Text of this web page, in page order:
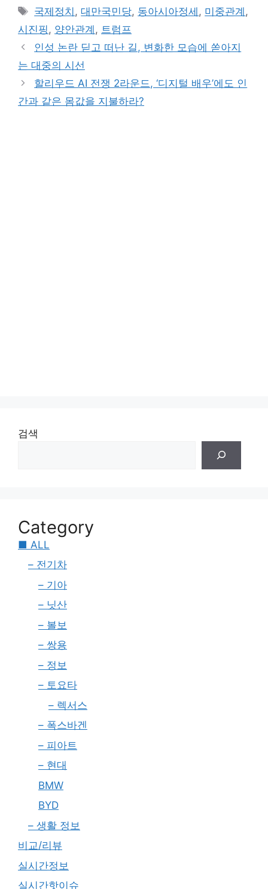
Tags
국제정치 ,대만국민당, 동아시아정세 , 미중관계 ,
시진핑 , 양안관계 , 트럼프
인성 논란 딛고 떠난 길, 변화한 모습에 쏟아지
는 대중의 시선
할리우드 AI 전쟁 2라운드, ‘디지털 배우’에도 인
간과 같은 몸값을 지불하라?
검색
Category
■ ALL
– 전기차
– 기아
– 닛산
– 볼보
– 쌍용
– 정보
– 토요타
– 렉서스
– 폭스바겐
– 피아트
– 현대
BMW
BYD
– 생활 정보
비교/리뷰
실시간정보
실시간핫이슈